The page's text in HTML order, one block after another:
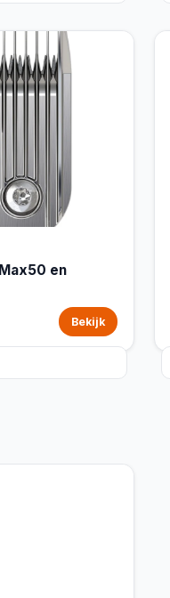
en
Bekijk